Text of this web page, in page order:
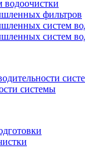
водоочистки
фильтров
систем
систем
системы